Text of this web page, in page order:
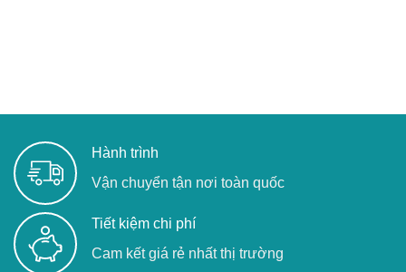
Hành trình
Vận chuyển tận nơi toàn quốc
Tiết kiệm chi phí
Cam kết giá rẻ nhất thị trường